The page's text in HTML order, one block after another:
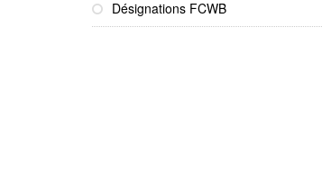
Désignations FCWB